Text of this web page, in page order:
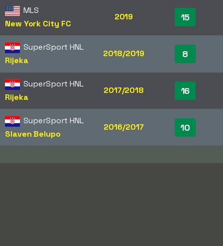
MLS
New York City FC
2019 15
SuperSport HNL
Rijeka
2018/2019 8
SuperSport HNL
Rijeka
2017/2018 16
SuperSport HNL
Slaven Belupo
2016/2017 10